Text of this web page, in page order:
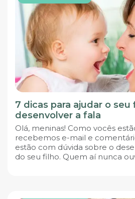
7 dicas para ajudar o seu
desenvolver a fala
Olá, meninas! Como vocês
recebemos e-mail e
estão com dúvida sobre o
do seu filho. Quem aí nunca